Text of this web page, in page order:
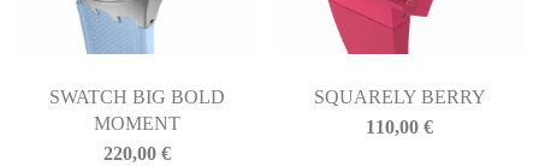
SWATCH BIG BOLD
MOMENT
220,00 €
SQUARELY BERRY
110,00€